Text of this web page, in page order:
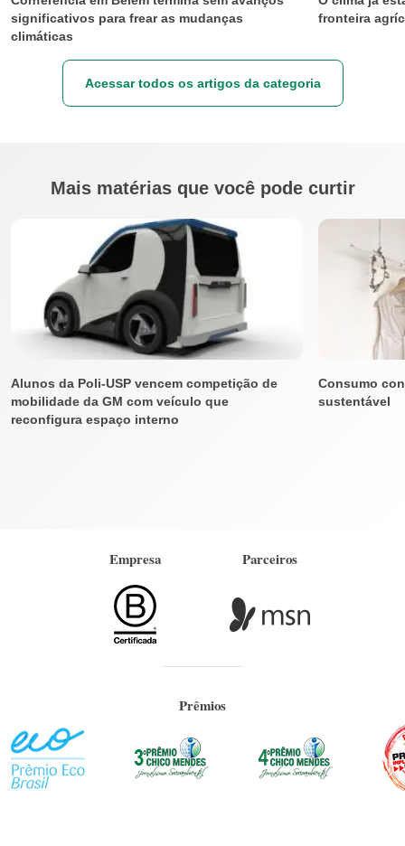
significativos para frear as mudanças
climáticas
fronteira
Acessar todos os artigos da categoria
Mais matérias que você pode curtir
Alunos da Poli-USP vencem competição de
mobilidade da GM com veículo que
reconfigura espaço interno
Consumo
sustentável
Empresa Parceiros
Prêmios